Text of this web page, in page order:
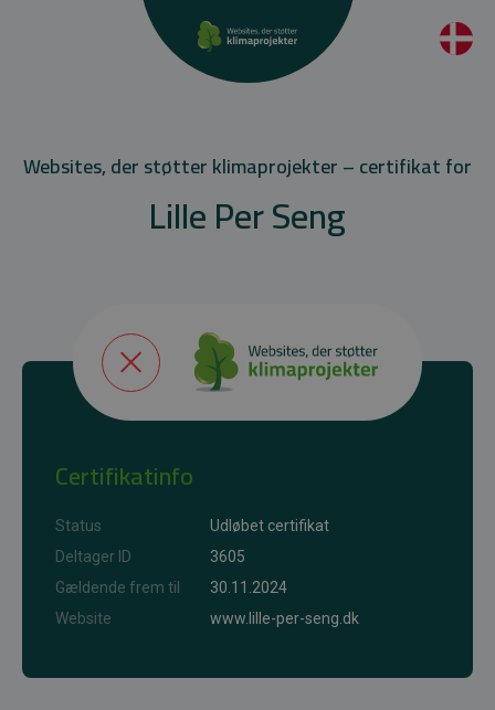
Websites, der støtter klimaprojekter – certifikat for
Lille Per Seng
Certifikatinfo
Status
Udløbet certifikat
Deltager ID
3605
Gældende frem til
30.11.2024
Website
www.lille-per-seng.dk